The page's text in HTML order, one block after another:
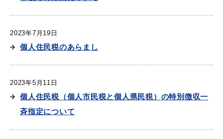
2023年7月19日
個人住民税のあらまし
2023年5月11日
個人住民税（個人市民税と個人県民税）の特別徴収一
斉指定について